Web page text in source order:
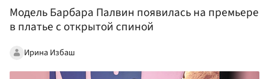
Модель Барбара Палвин появилась на премьере
в платье с открытой спиной
Ирина Избаш